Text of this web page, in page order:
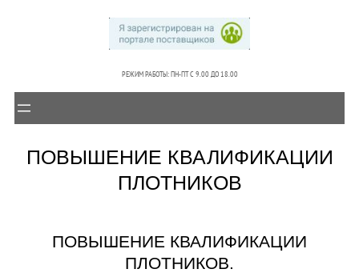
РЕЖИМ РАБОТЫ: ПН-ПТ C 9.00 ДО 18.00
ПОВЫШЕНИЕ КВАЛИФИКАЦИИ
ПЛОТНИКОВ
ПОВЫШЕНИЕ КВАЛИФИКАЦИИ
ПЛОТНИКОВ.